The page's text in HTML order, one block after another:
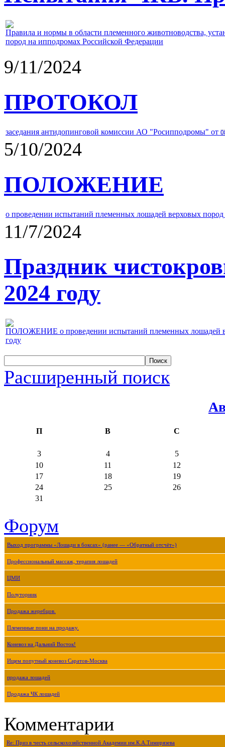
Правила и нормы в области племенного животноводства,
пород на ипподромах Российской Федерации
9/11/2024
ПРОТОКОЛ
заседания антидопинговой комиссии АО "Росипподромы" от
5/10/2024
ПОЛОЖЕНИЕ
о проведении испытаний племенных лошадей верховых
11/7/2024
Праздник
2024 году
ПОЛОЖЕНИЕ о проведении испытаний племенных лошадей
году
Расширенный поиск
П В С
3 4
5
10
11
12
17
18
19
24
25
26
31
Форум
Выход программы «Лошади в боксах» (ранее — «Обратный отсчёт»)
Профессиональный массаж, терапия лошадей
ЦМИ
Полуторник
Продажа жеребцов.
Племенные пони на продажу.
Коневоз на Дальний Восток!
Ищем попутный коневоз Саратов-Москва
продажа лошадей
Продажа ЧК лошадей
Комментарии
Re: Приз в честь сельскохозяйственной Академии им.К.А.Тимирязева